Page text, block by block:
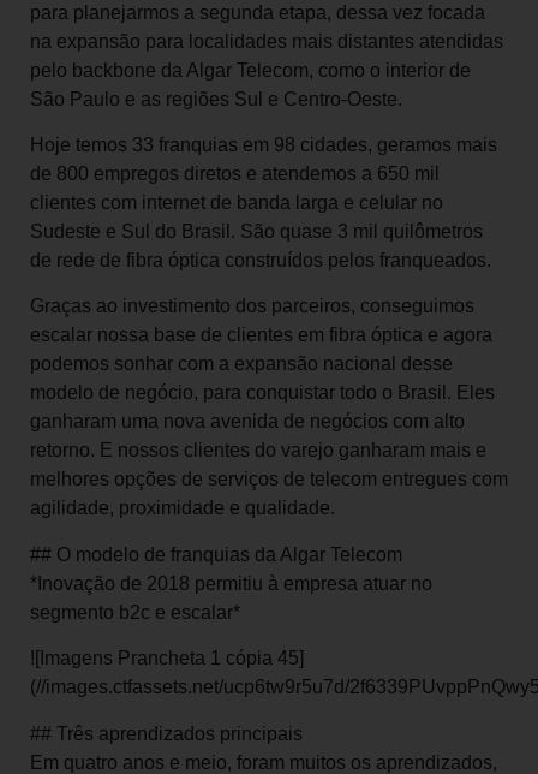
para planejarmos a segunda etapa, dessa vez focada
na expansão para localidades mais distantes atendidas
pelo backbone da Algar Telecom, como o interior de
São Paulo e as regiões Sul e Centro-Oeste.
Hoje temos 33 franquias em 98 cidades, geramos mais
de 800 empregos diretos e atendemos a 650 mil
clientes com internet de banda larga e celular no
Sudeste e Sul do Brasil. São quase 3 mil quilômetros
de rede de fibra óptica construídos pelos franqueados.
Graças ao investimento dos parceiros, conseguimos
escalar nossa base de clientes em fibra óptica e agora
podemos sonhar com a expansão nacional desse
modelo de negócio, para conquistar todo o Brasil. Eles
ganharam uma nova avenida de negócios com alto
retorno. E nossos clientes do varejo ganharam mais e
melhores opções de serviços de telecom entregues com
agilidade, proximidade e qualidade.
## O modelo de franquias da Algar Telecom
*Inovação de 2018 permitiu à empresa atuar no
segmento b2c e escalar*
![Imagens Prancheta 1 cópia 45]
(//images.ctfassets.net/ucp6tw9r5u7d/
## Três aprendizados principais
Em quatro anos e meio, foram muitos os aprendizados,